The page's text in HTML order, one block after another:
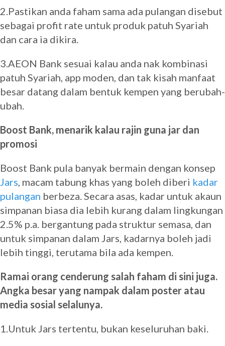
2.Pastikan anda faham sama ada pulangan disebut
sebagai profit rate untuk produk patuh Syariah
dan cara ia dikira.
3.AEON Bank sesuai kalau anda nak kombinasi
patuh Syariah, app moden, dan tak kisah manfaat
besar datang dalam bentuk kempen yang berubah-
ubah.
Boost Bank, menarik kalau rajin guna jar dan
promosi
Boost Bank pula banyak bermain dengan konsep
Jars, macam tabung khas yang boleh diberi kadar
pulangan berbeza. Secara asas, kadar untuk akaun
simpanan biasa dia lebih kurang dalam lingkungan
2.5% p.a. bergantung pada struktur semasa, dan
untuk simpanan dalam Jars, kadarnya boleh jadi
lebih tinggi, terutama bila ada kempen.
Ramai orang cenderung salah faham di sini juga.
Angka besar yang nampak dalam poster atau
media sosial selalunya.
1.Untuk Jars tertentu, bukan keseluruhan baki.